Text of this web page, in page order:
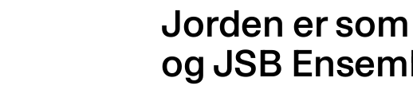
Jorden er
og JSB